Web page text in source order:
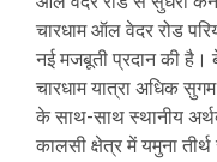
चारधाम ऑल वेदर रोड
नई मजबूती प्रदान की
चारधाम यात्रा अधिक
के साथ-साथ स्थानीय
कालसी क्षेत्र में यमुना